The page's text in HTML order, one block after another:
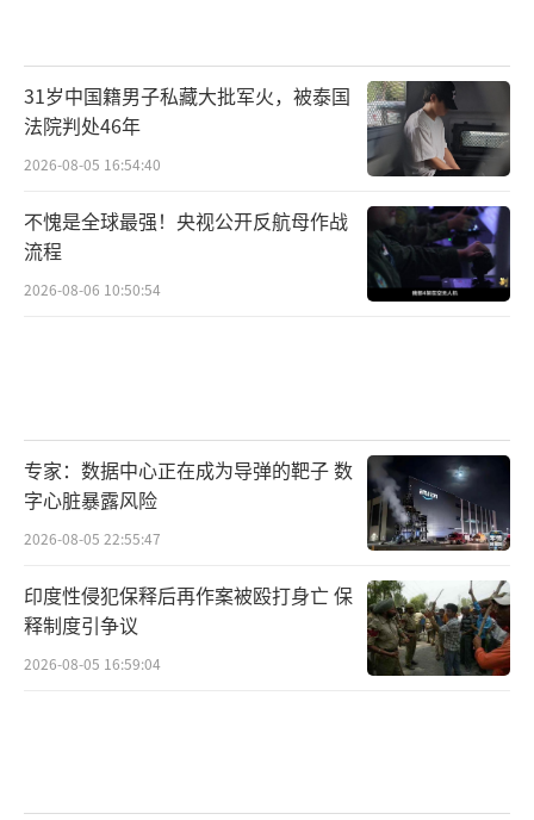
31岁中国籍男子私藏大批军火，被泰国
法院判处46年
2026-08-05 16:54:40
不愧是全球最强！央视公开反航母作战
流程
2026-08-06 10:50:54
专家：数据中心正在成为导弹的靶子 数
字心脏暴露风险
2026-08-05 22:55:47
印度性侵犯保释后再作案被殴打身亡 保
释制度引争议
2026-08-05 16:59:04